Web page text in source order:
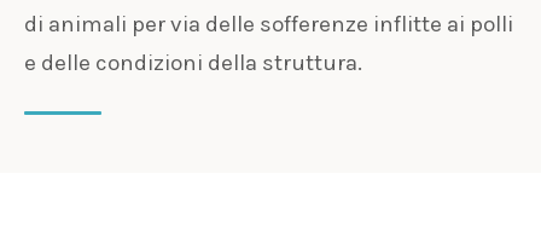
di animali per via delle sofferenze inflitte ai polli
e delle condizioni della struttura.